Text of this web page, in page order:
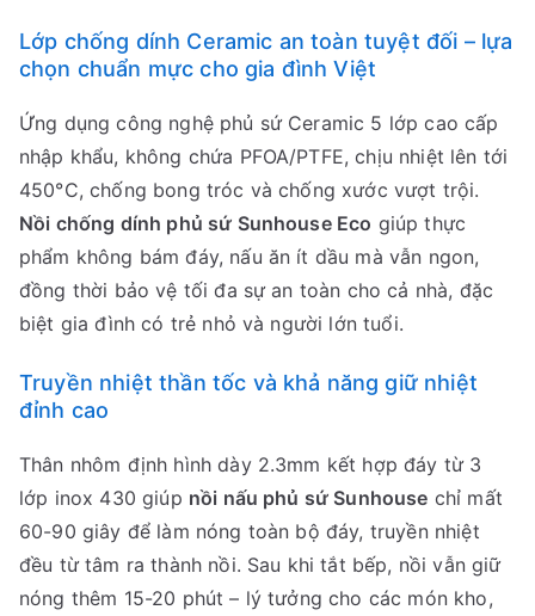
Lớp chống dính Ceramic an toàn tuyệt đối – lựa
chọn chuẩn mực cho gia đình Việt
Ứng dụng công nghệ phủ sứ Ceramic 5 lớp cao cấp
nhập khẩu, không chứa PFOA/PTFE, chịu nhiệt lên tới
450°C, chống bong tróc và chống xước vượt trội.
Nồi chống dính phủ sứ Sunhouse Eco giúp thực
phẩm không bám đáy, nấu ăn ít dầu mà vẫn ngon,
đồng thời bảo vệ tối đa sự an toàn cho cả nhà, đặc
biệt gia đình có trẻ nhỏ và người lớn tuổi.
Truyền nhiệt thần tốc và khả năng giữ nhiệt
đỉnh cao
Thân nhôm định hình dày 2.3mm kết hợp đáy từ 3
lớp inox 430 giúp nồi nấu phủ sứ Sunhouse chỉ mất
60-90 giây để làm nóng toàn bộ đáy, truyền nhiệt
đều từ tâm ra thành nồi. Sau khi tắt bếp, nồi vẫn giữ
nóng thêm 15-20 phút – lý tưởng cho các món kho,